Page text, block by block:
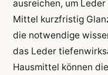
ausreichen, um
Mittel kurzfristig
die notwendige
das Leder
Hausmittel können